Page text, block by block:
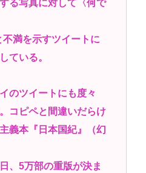
る写真に対して〈何で
不満を示すツイートに
ている。
のツイートにも度々
コピペと間違いだらけ
義本『日本国紀』（幻
、5万部の重版が決ま